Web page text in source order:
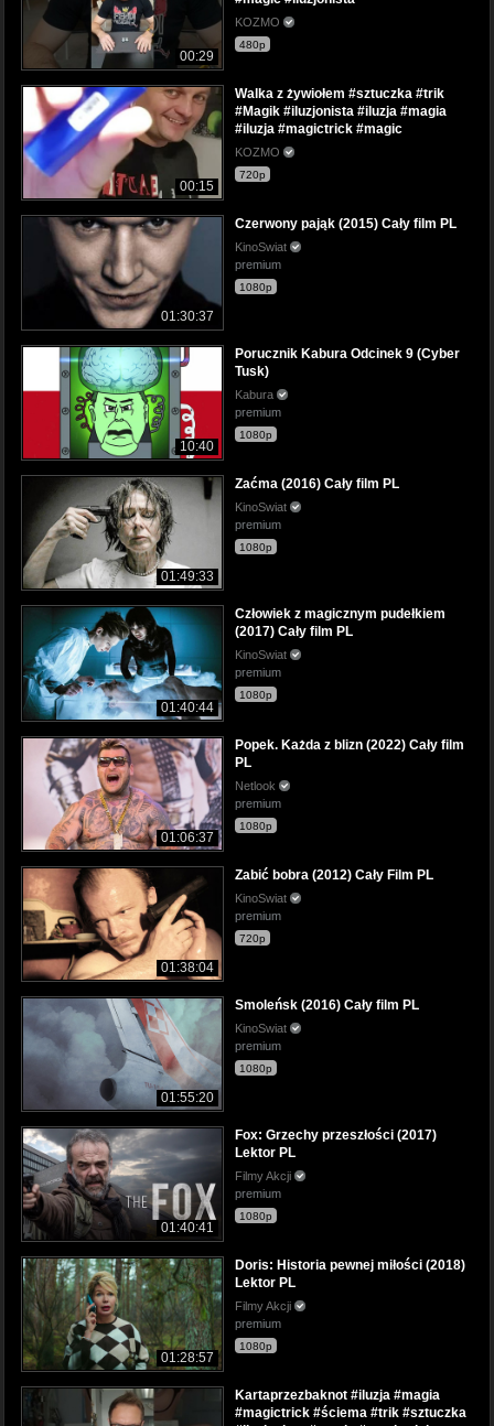
00:29
KOZMO
480p
00:15
Walka z żywiołem #sztuczka #trik
#Magik #iluzjonista #iluzja #magia
#iluzja #magictrick #magic
KOZMO
720p
01:30:37
Czerwony pająk (2015) Cały film PL
KinoSwiat
premium
1080p
10:40
Porucznik Kabura Odcinek 9 (Cyber
Tusk)
Kabura
premium
1080p
01:49:33
Zaćma (2016) Cały film PL
KinoSwiat
premium
1080p
01:40:44
Człowiek z magicznym pudełkiem
(2017) Cały film PL
KinoSwiat
premium
1080p
01:06:37
Popek. Każda z blizn (2022) Cały film
PL
Netlook
premium
1080p
01:38:04
Zabić bobra (2012) Cały Film PL
KinoSwiat
premium
720p
01:55:20
Smoleńsk (2016) Cały film PL
KinoSwiat
premium
1080p
01:40:41
Fox: Grzechy przeszłości (2017)
Lektor PL
Filmy Akcji
premium
1080p
01:28:57
Doris: Historia pewnej miłości (2018)
Lektor PL
Filmy Akcji
premium
1080p
Kartaprzezbaknot #iluzja #magia
#magictrick #ściema #trik #sztuczka